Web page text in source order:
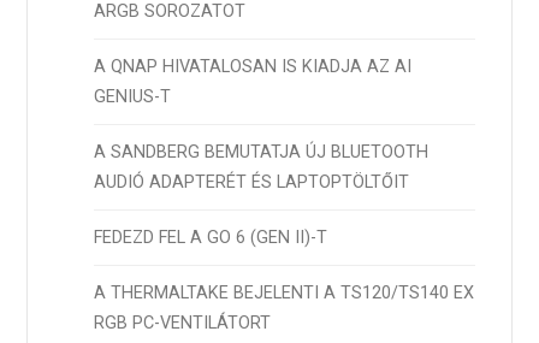
ARGB SOROZATOT
A QNAP HIVATALOSAN IS KIADJA AZ AI
GENIUS-T
A SANDBERG BEMUTATJA ÚJ BLUETOOTH
AUDIÓ ADAPTERÉT ÉS LAPTOPTÖLTŐIT
FEDEZD FEL A GO 6 (GEN II)-T
A THERMALTAKE BEJELENTI A TS120/TS140 EX
RGB PC-VENTILÁTORT